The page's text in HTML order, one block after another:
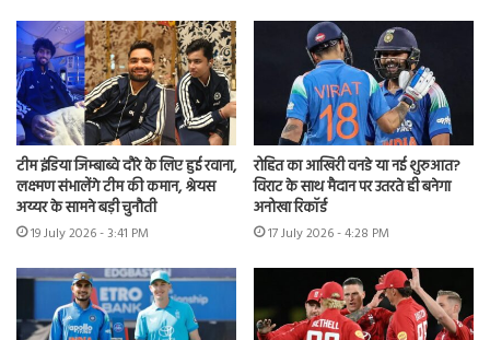
टीम इंडिया जिम्बाब्वे दौरे के लिए हुई रवाना,
लक्ष्मण संभालेंगे टीम की कमान, श्रेयस
अय्यर के सामने बड़ी चुनौती
19 July 2026 - 3:41 PM
रोहित का आखिरी वनडे या नई शुरुआत?
विराट के साथ मैदान पर उतरते ही बनेगा
अनोखा रिकॉर्ड
17 July 2026 - 4:28 PM